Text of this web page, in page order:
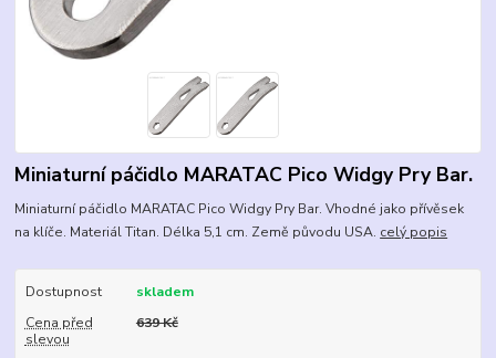
Miniaturní páčidlo MARATAC Pico Widgy Pry Bar.
Miniaturní páčidlo MARATAC Pico Widgy Pry Bar. Vhodné jako přívěsek
na klíče. Materiál Titan. Délka 5,1 cm. Země původu USA. celý popis
Dostupnost
skladem
Cena před
slevou
639 Kč